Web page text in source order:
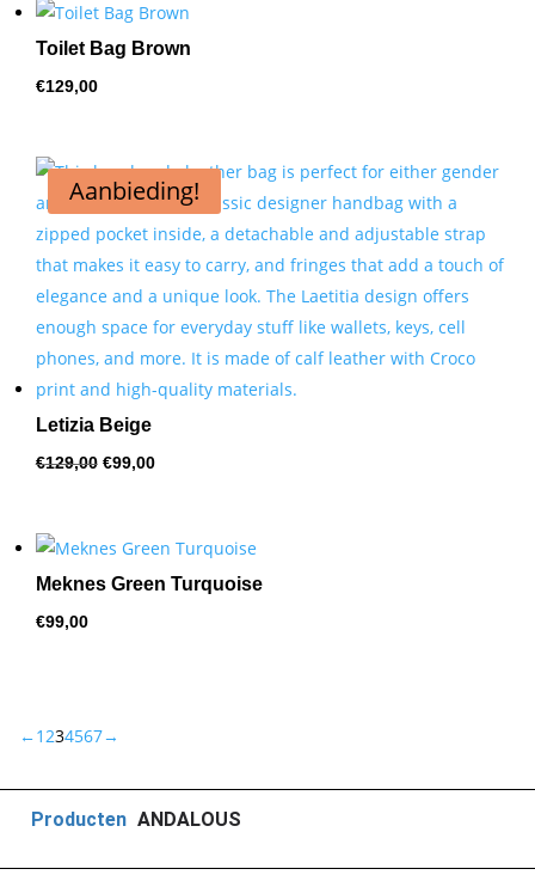
Toilet Bag Brown
€129,00
Aanbieding!
Letizia Beige
€129,00 prijs
was:
€99,00prijs
Meknes Green Turquoise
€99,00
←1 234567→
Producten ANDALOUS